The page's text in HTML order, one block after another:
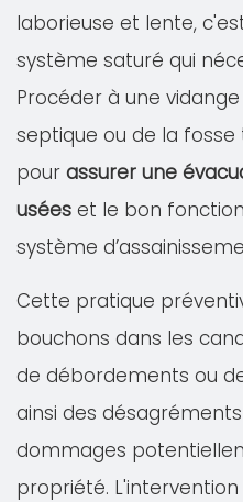
laborieuse et lente,
système saturé qui
Procéder à une
septique ou de la
pour assurer une
usées et le bon
système
Cette pratique
bouchons dans les
de débordements ou
ainsi des
dommages
propriété. L'intervention